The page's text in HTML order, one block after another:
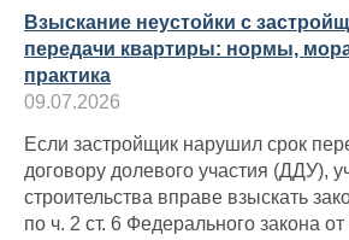
Взыскание неустойки с
передачи квартиры: нормы,
практика
09.07.2026
Если застройщик нарушил срок
договору долевого участия (ДДУ),
строительства вправе взыскать
по ч. 2 ст. 6 Федерального закона